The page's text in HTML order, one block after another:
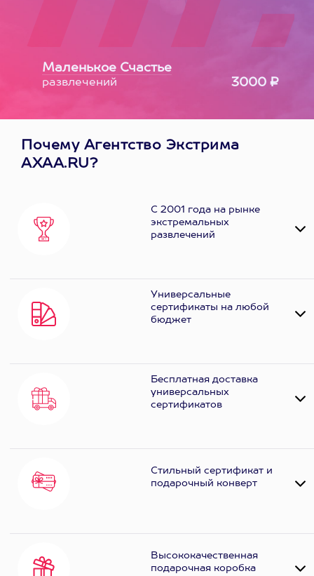
Маленькое Счастье
развлечений 3000 ₽
Почему Агентство Экстрима
AXAA.RU?
С 2001 года на рынке
экстремальных
развлечений
Универсальные
сертификаты на любой
бюджет
Бесплатная доставка
универсальных
сертификатов
Стильный сертификат и
подарочный конверт
Высококачественная
подарочная коробка